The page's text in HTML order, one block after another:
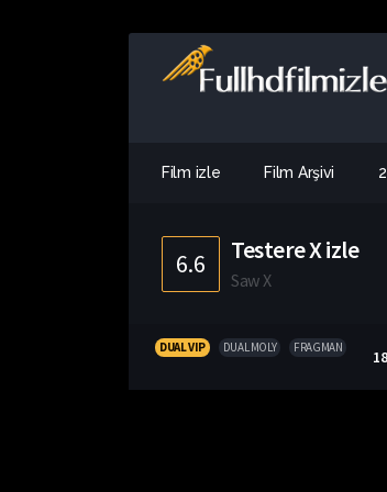
Film izle Film Arşivi
6.6 Testere X izle
Saw X
DUAL VIP DUAL MOLY FRAGMAN